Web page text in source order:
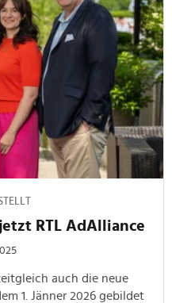
RTL AdAlliance
auch die neue
1. Jänner 2026 gebildet